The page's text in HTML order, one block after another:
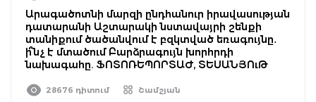
Արագածոտնի մարզի ընդհանուր իրավասության
դատարանի Աշտարակի նստավայրի շենքի
տանիքում ծածանվում է բզկտված եռագույնը․
ի՞նչ է մտածում Բարձրագույն խորհրդի
նախագահը. ՖՈՏՈՌԵՊՈՐՏԱԺ, ՏԵՍԱՆՅՈւԹ
28676 դիտում Շամշյան